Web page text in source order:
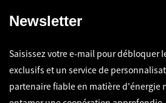
Newsletter
Saisissez votre e-mail pour débloquer
exclusifs et un service de
partenaire fiable en matière d'énergie